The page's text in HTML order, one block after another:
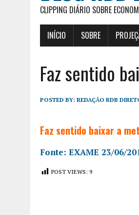
CLIPPING DIÁRIO SOBRE
INÍCIO SOBRE
Faz sentido
POSTED BY: REDAÇÃO RDB
Faz sentido baixar a
Fonte: EXAME 23/06/
POST VIEWS: 9